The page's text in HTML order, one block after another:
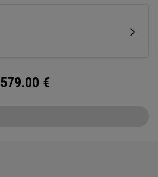
579.00 €